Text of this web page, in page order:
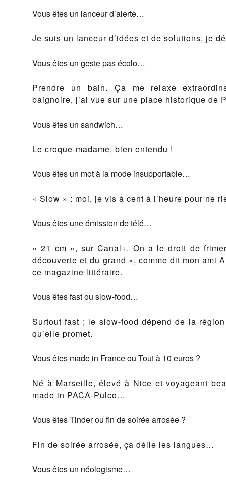
Vous êtes un lanceur d’alerte…
Je suis un lanceur d’idées et de solutions, je
Vous êtes un geste pas écolo…
Prendre un bain. Ça me relaxe
baignoire, j’ai vue sur une place historique de
Vous êtes un sandwich…
Le croque-madame, bien entendu !
Vous êtes un mot à la mode insupportable…
« Slow » : moi, je vis à cent à l’heure pour ne
Vous êtes une émission de télé…
« 21 cm », sur Canal+. On a le droit de
découverte et du grand », comme dit mon ami
ce magazine littéraire.
Vous êtes fast ou slow-food…
Surtout fast ; le slow-food dépend de la
qu’elle promet.
Vous êtes made in France ou Tout à 10 euros ?
Né à Marseille, élevé à Nice et voyageant
made in PACA-Pulco…
Vous êtes Tinder ou fin de soirée arrosée ?
Fin de soirée arrosée, ça délie les langues…
Vous êtes un néologisme…